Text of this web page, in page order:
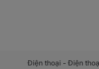
Điện thoại -Điện